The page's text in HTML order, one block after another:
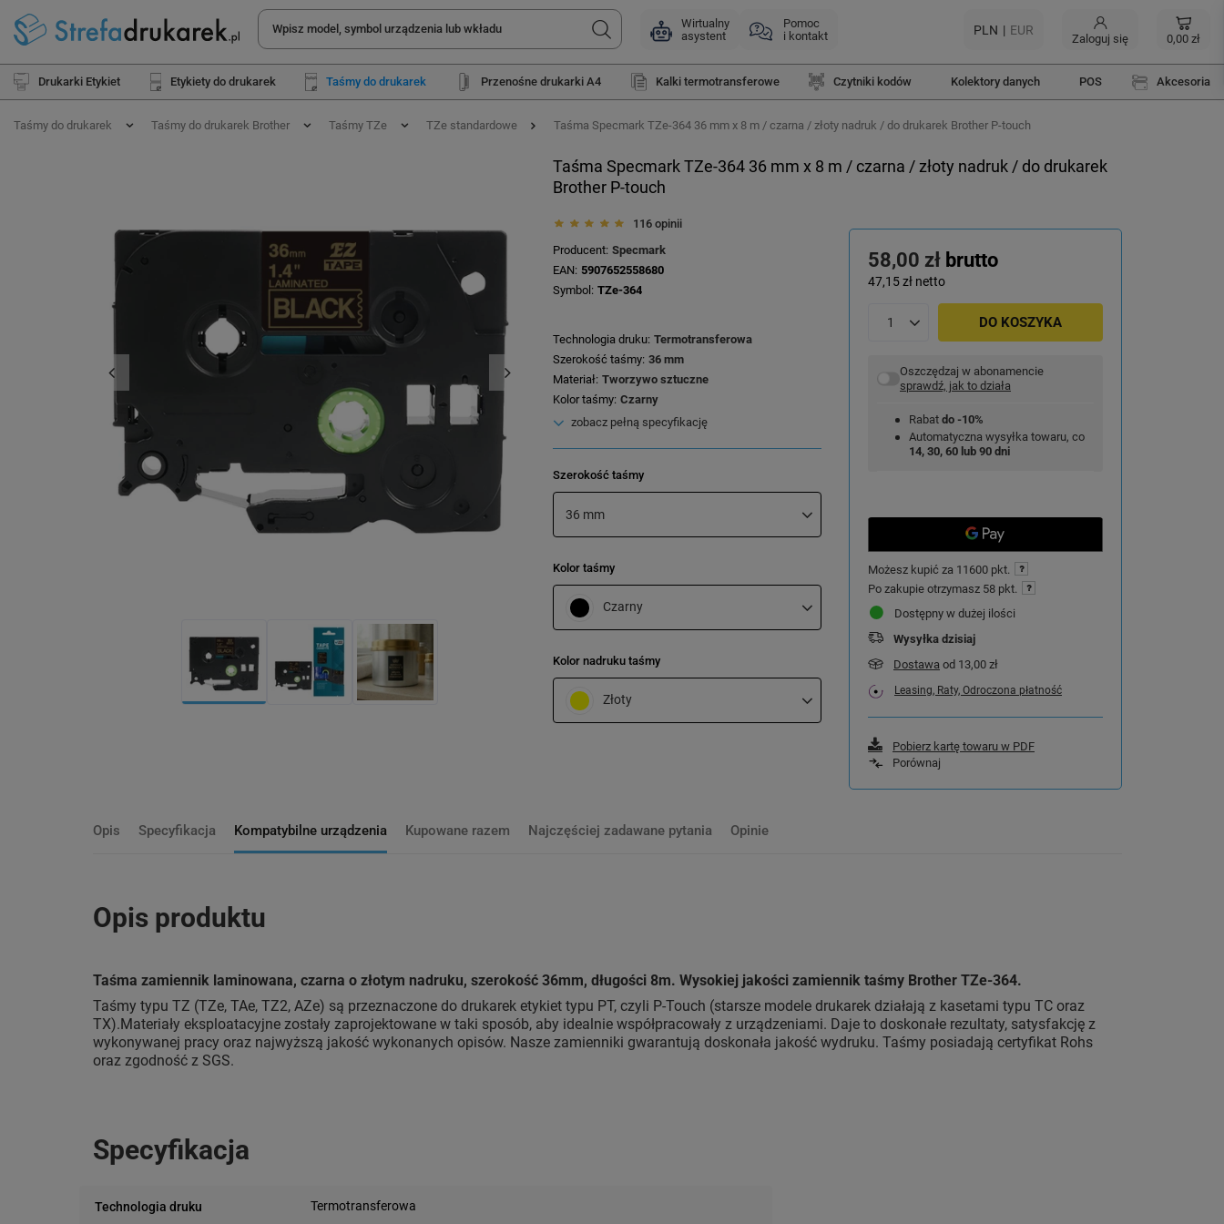
Wirtualny
asystent
Pomoc
i kontakt
PLN EUR
Zaloguj się 0,00 zł
Drukarki Etykiet Etykiety do drukarek Taśmy do drukarek Przenośne drukarki A4 Kalki termotransferowe Czytniki kodów Kolektory danych POS Akcesoria
Taśmy do drukarek Taśmy do drukarek Brother Taśmy TZe TZe standardowe Taśma Specmark TZe-364 36 mm x 8 m / czarna / złoty nadruk / do drukarek Brother P-touch
Taśma Specmark TZe-364 36 mm x 8 m / czarna / złoty nadruk / do drukarek
Brother P-touch
116 opinii
58,00 zł brutto
47,15 zł netto
DO KOSZYKA
Oszczędzaj w abonamencie
sprawdź, jak to działa
Rabat do -10%
Automatyczna wysyłka towaru, co
14, 30, 60 lub 90 dni
Możesz kupić za 11600 pkt.
Po zakupie otrzymasz 58 pkt.
Dostępny w dużej ilości
Wysyłka dzisiaj
Dostawa od 13,00 zł
Leasing, Raty, Odroczona płatność
Pobierz kartę towaru w PDF
Porównaj
Producent Specmark
EAN 5907652558680
Symbol
TZe-364
Technologia druku Termotransferowa
Szerokość taśmy 36 mm
Materiał Tworzywo sztuczne
Kolor taśmy Czarny
zobacz pełną specyfikację
Szerokość taśmy
36 mm
Kolor taśmy
Czarny
Kolor nadruku taśmy
Złoty
Opis Specyfikacja Kompatybilne urządzenia Kupowane razem Najczęściej zadawane pytania Opinie
Opis produktu
Taśma zamiennik laminowana, czarna o złotym nadruku, szerokość 36mm, długości 8m. Wysokiej jakości zamiennik taśmy Brother TZe-364.
Taśmy typu TZ (TZe, TAe, TZ2, AZe) są przeznaczone do drukarek etykiet typu PT, czyli P-Touch (starsze modele drukarek działają z kasetami typu TC oraz
TX).Materiały eksploatacyjne zostały zaprojektowane w taki sposób, aby idealnie współpracowały z urządzeniami. Daje to doskonałe rezultaty, satysfakcję z
wykonywanej pracy oraz najwyższą jakość wykonanych opisów. Nasze zamienniki gwarantują doskonała jakość wydruku. Taśmy posiadają certyfikat Rohs
oraz zgodność z SGS.
Specyfikacja
Technologia druku Termotransferowa